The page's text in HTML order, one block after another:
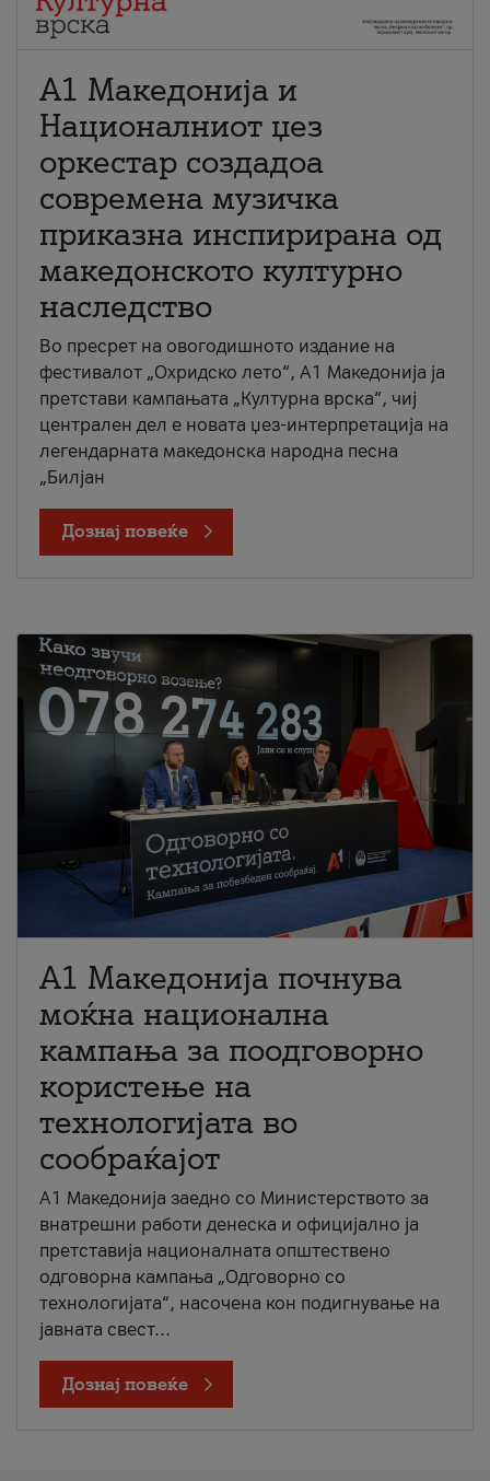
А1 Македонија и
Националниот џез
оркестар создадоа
современа музичка
приказна инспирирана од
македонското културно
наследство
Во пресрет на овогодишното издание на
фестивалот „Охридско лето“, А1 Македонија ја
претстави кампањата „Културна врска“, чиј
централен дел е новата џез-интерпретација на
легендарната македонска народна песна
„Билјан
Дознај повеќе
A1 Македонија почнува
моќна национална
кампања за поодговорно
користење на
технологијата во
сообраќајот
A1 Македонија заедно со Министерството за
внатрешни работи денеска и официјално ја
претставија националната општествено
одговорна кампања „Одговорно со
технологијата“, насочена кон подигнување на
јавната свест...
Дознај повеќе